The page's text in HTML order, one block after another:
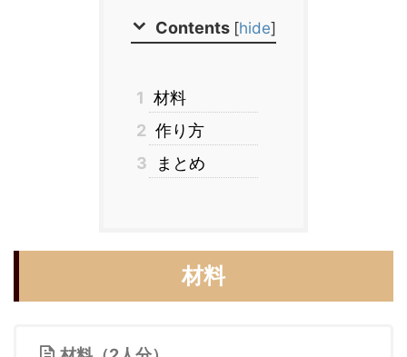
Contents [hide]
1 材料
2 作り方
3
まとめ
材料